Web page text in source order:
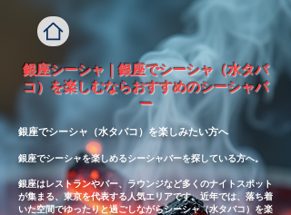
銀座シーシャ｜銀座でシーシャ（水タバ
コ）を楽しむならおすすめのシーシャバ
ー
銀座でシーシャ（水タバコ）を楽しみたい方へ
銀座でシーシャを楽しめるシーシャバーを探している方へ。
銀座はレストランやバー、ラウンジなど多くのナイトスポット
が集まる、東京を代表する人気エリアです。近年では、落ち着
いた空間でゆったりと過ごしながらシーシャ（水タバコ）を楽